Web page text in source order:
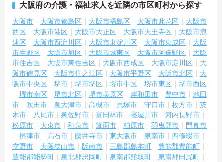
大阪府の介護・福祉求人を近隣の市区町村から探す
大阪市 大阪市都島区 大阪市福島区 大阪市此花区
大阪市
西区
大阪市港区 大阪市大正区 大阪市天王寺区
大阪市浪
速区
大阪市西淀川区 大阪市東淀川区 大阪市東成区
大阪
市生野区
大阪市旭区 大阪市城東区 大阪市阿倍野区
大阪
市住吉区
大阪市東住吉区 大阪市西成区 大阪市淀川区
大
阪市鶴見区
大阪市住之江区 大阪市平野区 大阪市北区
大
阪市中央区
堺市 堺市堺区 堺市中区 堺市東区
堺市西区
堺市南区
堺市北区 堺市美原区 岸和田市 豊中市
池田
市
吹田市 泉大津市 高槻市 貝塚市 守口市 枚方市
茨
木市
八尾市 泉佐野市 富田林市 寝屋川市
河内長野市
松原市
大東市 和泉市 箕面市 柏原市 羽曳野市
門真市
摂津市
高石市 藤井寺市 東大阪市 泉南市
四條畷市
交野市
大阪狭山市 阪南市 三島郡島本町
豊能郡豊能町
豊能郡能勢町
泉北郡忠岡町 泉南郡熊取町
泉南郡田尻町